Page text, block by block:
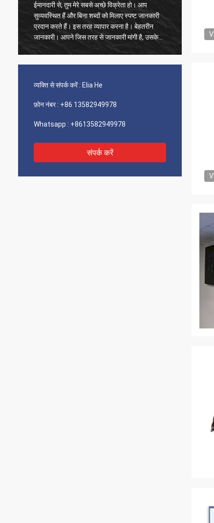
ईमानदारी से, तुम मेरे सबसे अच्छे विक्रेता हो। आप
सुव्यवस्थित हैं और बिना शब्दों को मिलाए स्पष्ट जानकारी
प्रदान करते हैं। इस तरह व्यापार करना है। बेहतरीन
जानकारी। आपने जिस तरह से जानकारी मांगी है, उसके
आधार पर मैं बहुत अच्छे निर्णय लेने में सक्षम हूं। मैं आपकी
व्यक्ति से संपर्क करें : Elia He
फ़ोन नंबर : +86 13582949978
Whatsapp : +8613582949978
संपर्क करें